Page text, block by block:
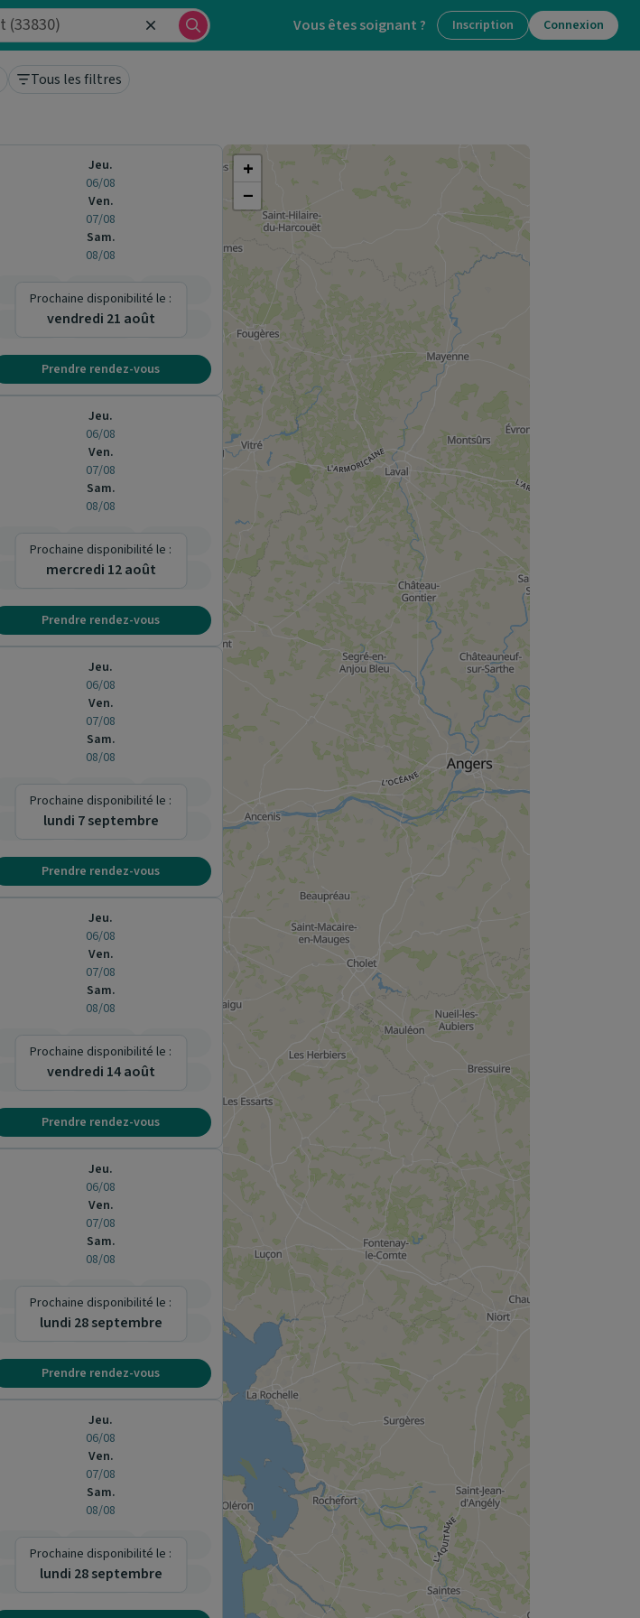
Vous êtes soignant ? Inscription Connexion
Tous les filtres
Jeu.
06/08
Ven.
07/08
Sam.
08/08
-
Prochaine disponibilité le :
vendredi 21 août
Prendre rendez-vous
Jeu.
06/08
Ven.
07/08
Sam.
08/08
-
Prochaine disponibilité le :
mercredi 12 août
Prendre rendez-vous
Jeu.
06/08
Ven.
07/08
Sam.
08/08
-
Prochaine disponibilité le :
lundi 7 septembre
Prendre rendez-vous
Jeu.
06/08
Ven.
07/08
Sam.
08/08
-
Prochaine disponibilité le :
vendredi 14 août
Prendre rendez-vous
Jeu.
06/08
Ven.
07/08
Sam.
08/08
-
Prochaine disponibilité le :
lundi 28 septembre
Prendre rendez-vous
Jeu.
06/08
Ven.
07/08
Sam.
08/08
-
Prochaine disponibilité le :
lundi 28 septembre
+
−